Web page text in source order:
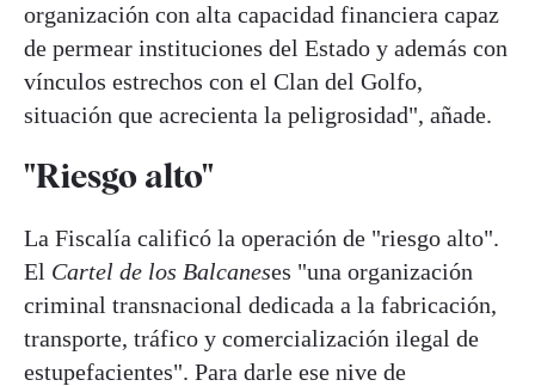
organización con alta capacidad financiera capaz
de permear instituciones del Estado y además con
vínculos estrechos con el Clan del Golfo,
situación que acrecienta la peligrosidad", añade.
"Riesgo alto"
La Fiscalía calificó la operación de "riesgo alto".
El Cartel de los Balcaneses "una organización
criminal transnacional dedicada a la fabricación,
transporte, tráfico y comercialización ilegal de
estupefacientes". Para darle ese nive de